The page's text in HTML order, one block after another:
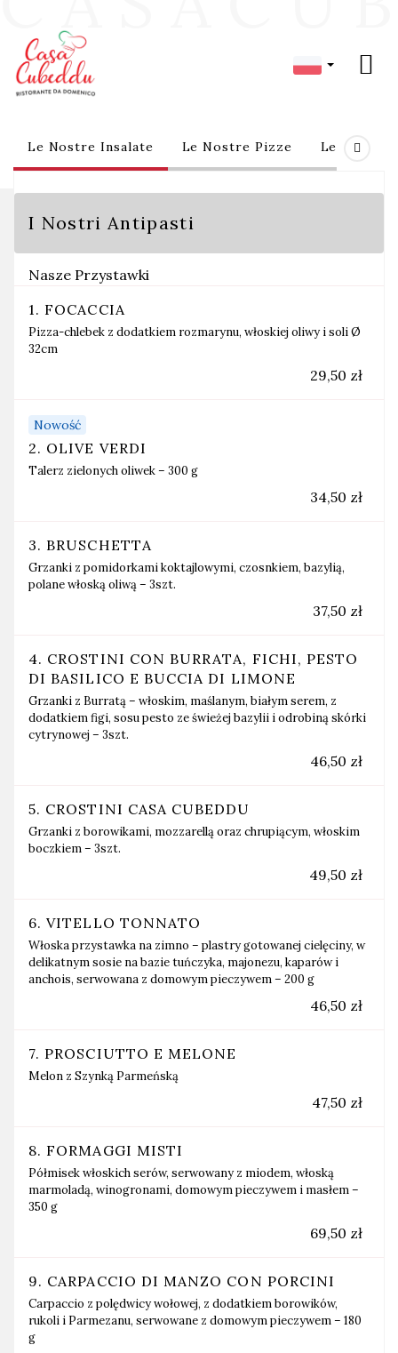
Oferta
Oferta
Le Nostre Insalate Le Nostre Pizze Le Nostre
I Nostri Antipasti
Nasze Przystawki
1. FOCACCIA
Pizza-chlebek z dodatkiem rozmarynu, włoskiej oliwy i soli Ø
32cm
29,50 zł
Nowość
2. OLIVE VERDI
Talerz zielonych oliwek – 300 g
34,50 zł
3. BRUSCHETTA
Grzanki z pomidorkami koktajlowymi, czosnkiem, bazylią,
polane włoską oliwą – 3szt.
37,50 zł
4. CROSTINI CON BURRATA, FICHI, PESTO
DI BASILICO E BUCCIA DI LIMONE
Grzanki z Burratą – włoskim, maślanym, białym serem, z
dodatkiem figi, sosu pesto ze świeżej bazylii i odrobiną skórki
cytrynowej – 3szt.
46,50 zł
5. CROSTINI CASA CUBEDDU
Grzanki z borowikami, mozzarellą oraz chrupiącym, włoskim
boczkiem – 3szt.
49,50 zł
6. VITELLO TONNATO
Włoska przystawka na zimno – plastry gotowanej cielęciny, w
delikatnym sosie na bazie tuńczyka, majonezu, kaparów i
anchois, serwowana z domowym pieczywem – 200 g
46,50 zł
7. PROSCIUTTO E MELONE
Melon z Szynką Parmeńską
47,50 zł
8. FORMAGGI MISTI
Półmisek włoskich serów, serwowany z miodem, włoską
marmoladą, winogronami, domowym pieczywem i masłem –
350 g
69,50 zł
9. CARPACCIO DI MANZO CON PORCINI
Carpaccio z polędwicy wołowej, z dodatkiem borowików,
rukoli i Parmezanu, serwowane z domowym pieczywem – 180
g